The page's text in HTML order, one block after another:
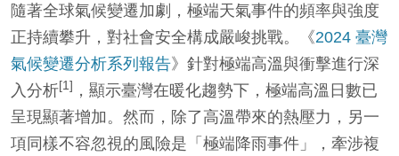
隨著全球氣候變遷加劇，極端天氣事件的頻率與強度
正持續攀升，對社會安全構成嚴峻挑戰。《2024 臺灣
氣候變遷分析系列報告》針對極端高溫與衝擊進行深
入分析[1]
，顯示臺灣在暖化趨勢下，極端高溫日數已
呈現顯著增加。然而，除了高溫帶來的熱壓力，另一
項同樣不容忽視的風險是「極端降雨事件」，牽涉複